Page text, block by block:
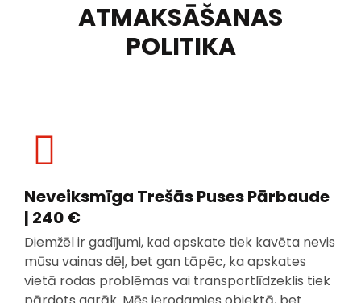
ATMAKSĀŠANAS
POLITIKA
Neveiksmīga Trešās Puses Pārbaude
| 240 €
Diemžēl ir gadījumi, kad apskate tiek kavēta nevis
mūsu vainas dēļ, bet gan tāpēc, ka apskates
vietā rodas problēmas vai transportlīdzeklis tiek